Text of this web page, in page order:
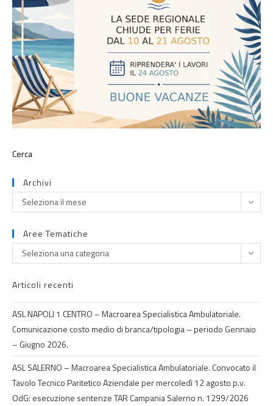
Archivi
Seleziona il mese
Aree Tematiche
Seleziona una categoria
Articoli recenti
ASL NAPOLI 1 CENTRO – Macroarea Specialistica Ambulatoriale.
Comunicazione costo medio di branca/tipologia – periodo Gennaio
– Giugno 2026.
ASL SALERNO – Macroarea Specialistica Ambulatoriale. Convocato il
Tavolo Tecnico Paritetico Aziendale per mercoledì 12 agosto p.v.
OdG: esecuzione sentenze TAR Campania Salerno n. 1299/2026